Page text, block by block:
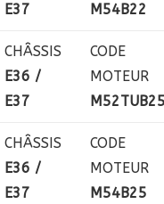
E37
M54B22
CHÂSSIS
E36 /
E37
CODE
MOTEUR
CHÂSSIS
E36 /
E37
CODE
MOTEUR
M54B25